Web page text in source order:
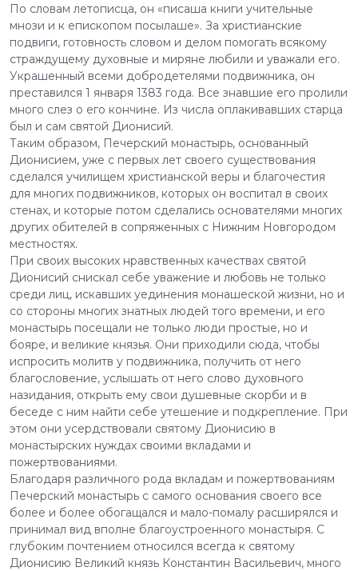
По словам летописца, он «писаша книги учительные
мнози и к епископом посылаше». За христианские
подвиги, готовность словом и делом помогать всякому
страждущему духовные и миряне любили и уважали его.
Украшенный всеми добродетелями подвижника, он
преставился 1 января 1383 года. Все знавшие его пролили
много слез о его кончине. Из числа оплакивавших старца
был и сам святой Дионисий.
Таким образом, Печерский монастырь, основанный
Дионисием, уже с первых лет своего существования
сделался училищем христианской веры и благочестия
для многих подвижников, которых он воспитал в своих
стенах, и которые потом сделались основателями многих
других обителей в сопряженных с Нижним Новгородом
местностях.
При своих высоких нравственных качествах святой
Дионисий снискал себе уважение и любовь не только
среди лиц, искавших уединения монашеской жизни, но и
со стороны многих знатных людей того времени, и его
монастырь посещали не только люди простые, но и
бояре, и великие князья. Они приходили сюда, чтобы
испросить молитв у подвижника, получить от него
благословение, услышать от него слово духовного
назидания, открыть ему свои душевные скорби и в
беседе с ним найти себе утешение и подкрепление. При
этом они усердствовали святому Дионисию в
монастырских нуждах своими вкладами и
пожертвованиями.
Благодаря различного рода вкладам и пожертвованиям
Печерский монастырь с самого основания своего все
более и более обогащался и мало-помалу расширялся и
принимал вид вполне благоустроенного монастыря. С
глубоким почтением относился всегда к святому
Дионисию Великий князь Константин Васильевич, много